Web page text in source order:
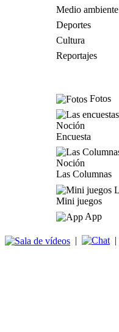
Medio ambiente
Deportes
Cultura
Reportajes
Fotos
Encuesta
Las Columnas
Mini juegos
App
| |